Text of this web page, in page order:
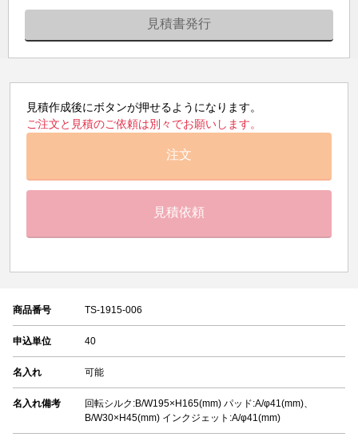
見積書発行
見積作成後にボタンが押せるようになります。
ご注文と見積のご依頼は別々でお願いします。
注文
見積依頼
商品番号 TS-1915-006
申込単位 40
名入れ 可能
名入れ備考
回転シルク:B/W195×H165(mm) パッド:A/φ41(mm)、
B/W30×H45(mm) インクジェット:A/φ41(mm)